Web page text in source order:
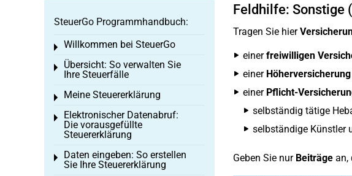
Feldhilfe: Sonstige
Tragen Sie hier
einerfreiwilligen
einer Höherversicherung
einer Pflicht-
selbständig tätige
selbständige Künstler
Geben Sie nur Beiträgean,
SteuerGo Programmhandbuch:
Willkommen bei SteuerGo
Toggle menu
Übersicht: So verwalten Sie
Ihre Steuerfälle
Toggle menu
Meine Steuererklärung
Toggle menu
Elektronischer Datenabruf:
Die vorausgefüllte
Steuererklärung
Toggle menu
Daten eingeben: So erstellen
Sie Ihre Steuererklärung
Toggle menu